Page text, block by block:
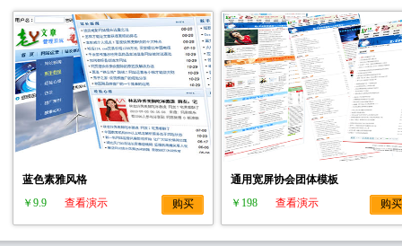
蓝色素雅风格
￥9.9
查看演示 购买
通用宽屏协会团体模板
￥198
查看演示 购买